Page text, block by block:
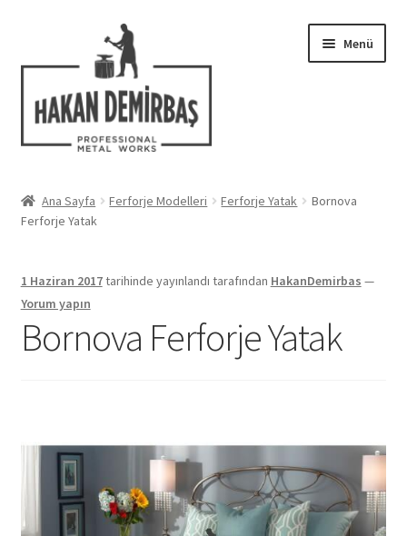
Menü
Ferforje Modelleri
Ana Sayfa Ferforje Modelleri Ferforje Yatak
Bornova
Ferforje Yatak
1 Haziran 2017tarihinde yayınlandı tarafından HakanDemirbas —
Yorum yapın
Bornova Ferforje Yatak